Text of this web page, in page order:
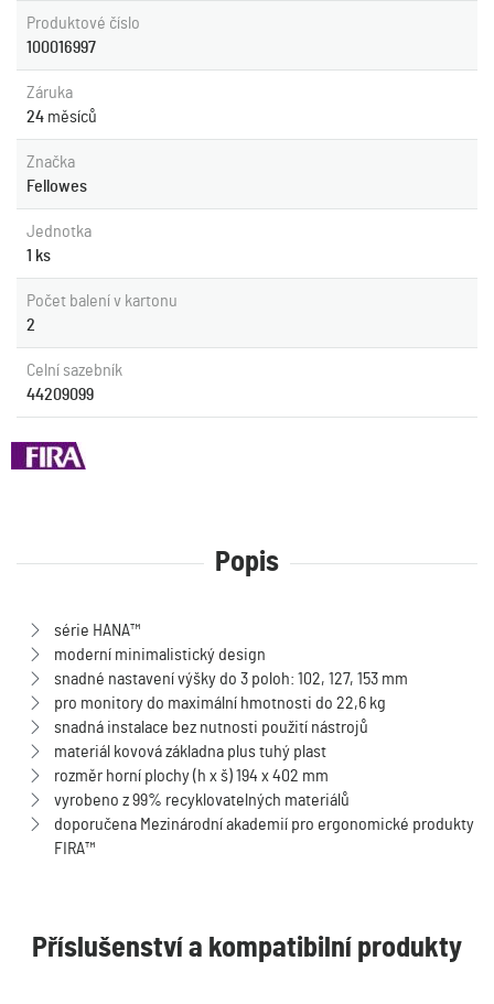
Produktové číslo
100016997
Záruka
24 měsíců
Značka
Fellowes
Jednotka
1 ks
Počet balení v kartonu
2
Celní sazebník
44209099
Popis
série HANA™
moderní minimalistický design
snadné nastavení výšky do 3 poloh: 102, 127, 153 mm
pro monitory do maximální hmotnosti do 22,6 kg
snadná instalace bez nutnosti použití nástrojů
materiál kovová základna plus tuhý plast
rozměr horní plochy (h x š) 194 x 402 mm
vyrobeno z 99% recyklovatelných materiálů
doporučena Mezinárodní akademií pro ergonomické produkty
FIRA™
Příslušenství a kompatibilní produkty